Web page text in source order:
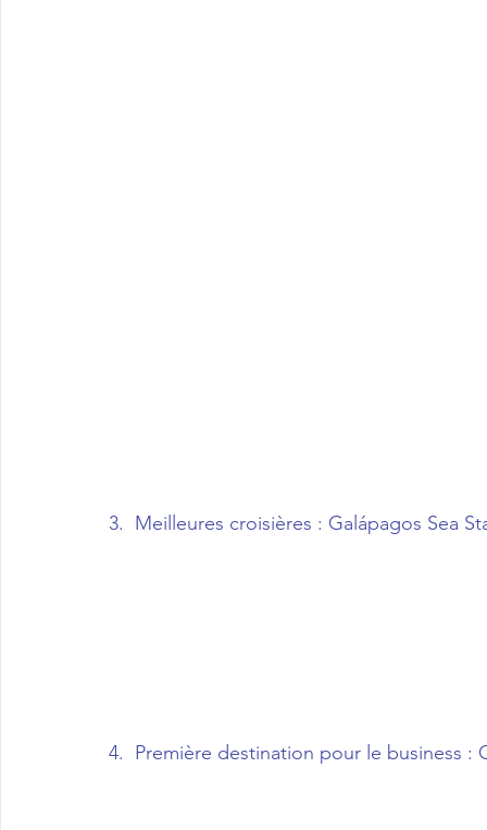
3.  Meilleures croisières : Galápagos Sea
4.  Première destination pour le business :